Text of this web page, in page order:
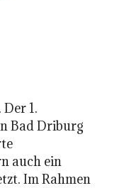
1.
Bad Driburg
auch ein
Im Rahmen